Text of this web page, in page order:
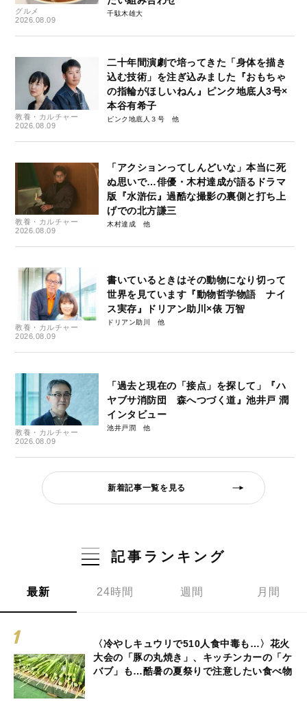
グルメ
2026.08.09
千駄木雄大
教養・カルチャー
2026.08.09
二十年間演劇で培ってきた「身体を描き
込む技術」を注ぎ込みました『おもちゃ
の指輪がほしいねん』ピンク地底人3号×
本谷有希子
ピンク地底人３号
教養・カルチャー
2026.08.09
「アクションってしんどいな」本当に死
ぬ思いで…俳優・木村達成が語るドラマ
版『水滸伝』過酷な撮影の裏側と打ち上
げでの北方謙三
木村達成
教養・カルチャー
2026.08.09
書いているときはその動物になり切って
世界を見ています『動物哲学物語 ナイ
ス実存』ドリアン助川×俵 万智
ドリアン助川
教養・カルチャー
2026.08.09
「過去と現在の「接点」を探して」『ハ
ヤブサ消防団 森へつづく道』池井戸 潤
インタビュー
池井戸潤
新着記事一覧を見る
記事ランキング
最新 24時間 週間 月間
〈冷やしキュウリで510人食中毒も…〉花火
大会の「豚の丸焼き」、キッチンカーの「ケ
バブ」も…酷暑の夏祭りで注意したい食べ物